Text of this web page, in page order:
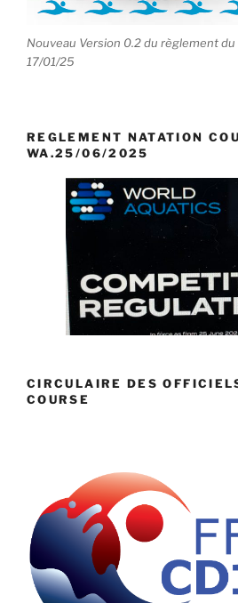
Nouveau Version 0.2 du règlement du
17/01/25
REGLEMENT NATATION
WA.25/06/2025
CIRCULAIRE DES
COURSE